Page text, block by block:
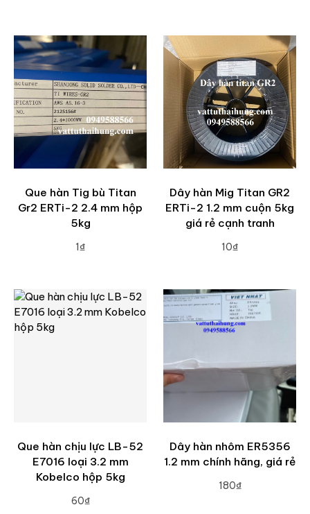
Que hàn Tig bù Titan
Gr2 ERTi-2 2.4 mm hộp
5kg
1₫
Dây hàn Mig Titan GR2
ERTi-2 1.2 mm cuộn 5kg
giá rẻ cạnh tranh
10₫
Que hàn chịu lực LB-52
E7016 loại 3.2 mm
Kobelco hộp 5kg
60₫
Dây hàn nhôm ER5356
1.2 mm chính hãng, giá rẻ
180₫